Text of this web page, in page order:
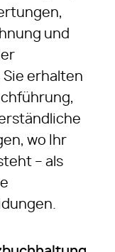
und
erhalten
wo Ihr
– als